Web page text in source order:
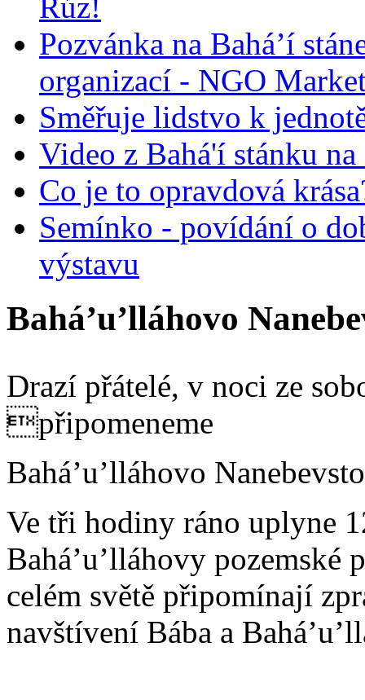
Pozvánka na Bahá’í
organizací - NGO
Směřuje lidstvo k
Video z Bahá'í stánku
Co je to opravdová
Semínko - povídání o
výstavu
Bahá’u’lláhovo
Drazí přátelé, v noci ze
připomeneme
Bahá’u’lláhovo
Ve tři hodiny ráno uplyne
Bahá’u’lláhovy pozemské
celém světě připomínají
navštívení Bába a